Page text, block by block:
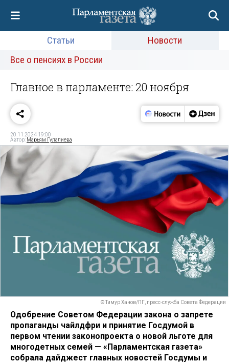
Статьи
Новости
Все о пенсиях в России
Главное в парламенте: 20 ноября
20.11.2024 19:00
Автор: Марьям Гулалиева
© Тимур Ханов/ПГ, пресс-служба Совета Федерации
Одобрение Советом Федерации закона о запрете
пропаганды чайлдфри и принятие Госдумой в
первом чтении законопроекта о новой льготе для
многодетных семей — «Парламентская газета»
собрала дайджест главных новостей Госдумы и